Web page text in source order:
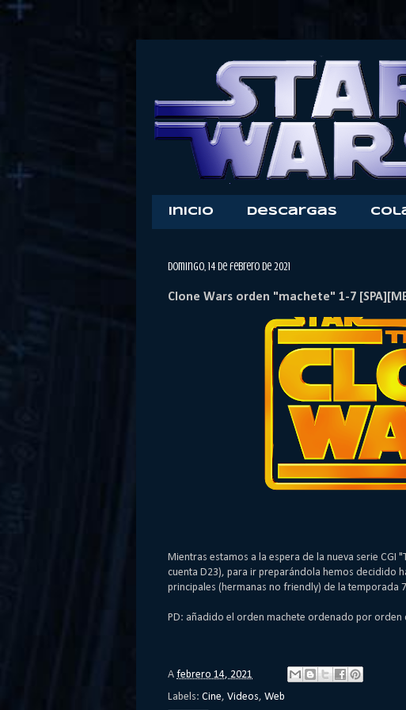
Inicio Descargas
domingo, 14 de febrero de 2021
Clone Wars orden "machete" 1-7
Mientras estamos a la espera de la nueva serie CGI
cuenta D23), para ir preparándola hemos decidido
principales (hermanas no friendly) de la temporada
PD: añadido el orden machete ordenado por orden
A febrero 14, 2021
Labels: Cine, Videos, Web